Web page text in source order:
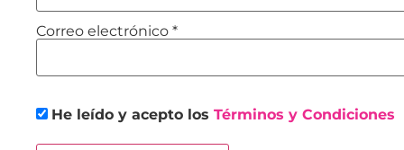
Correo electrónico *
He leído y acepto los Términos y Condiciones